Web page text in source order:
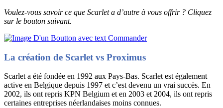
Voulez-vous savoir ce que Scarlet a d’autre à vous offrir ? Cliquez
sur le bouton suivant.
La création de Scarlet vs Proximus
Scarlet a été fondée en 1992 aux Pays-Bas. Scarlet est également
active en Belgique depuis 1997 et c’est devenu un vrai succès. En
2002, ils ont repris KPN Belgium et en 2003 et 2004, ils ont repris
certaines entreprises néerlandaises moins connues.